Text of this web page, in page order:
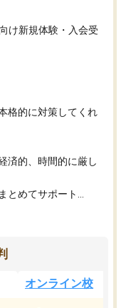
け新規体験・入会受
格的に対策してくれ
済的、時間的に厳し
めてサポート...
オンライン校